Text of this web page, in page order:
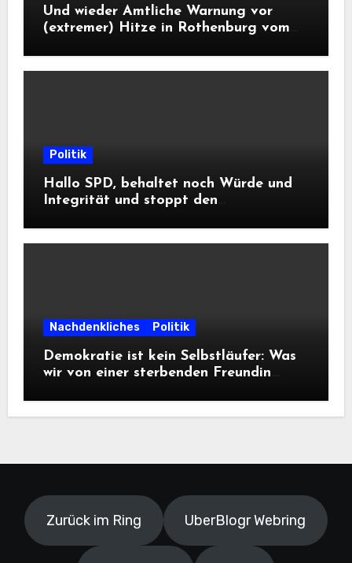
Und wieder Amtliche Warnung vor
(extremer) Hitze in Rothenburg vom
Politik
Hallo SPD, behaltet noch Würde und
Integrität und stoppt den
Informationsfreiheit!
Nachdenkliches Politik
Demokratie ist kein Selbstläufer: Was
wir von einer sterbenden Freundin
Zurück im Ring UberBlogr Webring